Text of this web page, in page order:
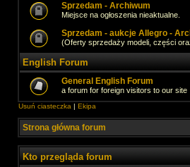
Sprzedam - Archiwum
Miejsce na ogłoszenia nieaktualne.
Sprzedam - aukcje Allegro -
(Oferty sprzedaży modeli, części
English Forum
General English Forum
a forum for foreign visitors to our site
Usuń ciasteczka | Ekipa
Strona główna forum
Kto przegląda forum